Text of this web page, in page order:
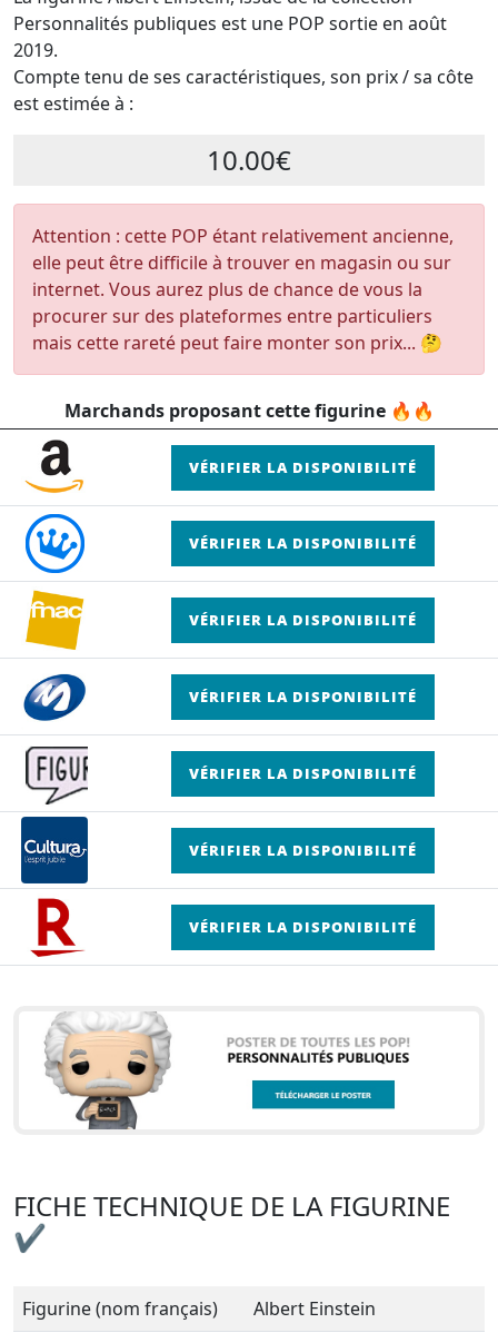
Personnalités publiques est une POP sortie en août
2019.
Compte tenu de ses caractéristiques, son prix / sa côte
est estimée à :
10.00€
Attention : cette POP étant relativement ancienne,
elle peut être difficile à trouver en magasin ou sur
internet. Vous aurez plus de chance de vous la
procurer sur des plateformes entre particuliers
mais cette rareté peut faire monter son prix... 🤔
Marchands proposant cette figurine 🔥🔥
VÉRIFIER LA DISPONIBILITÉ
VÉRIFIER LA DISPONIBILITÉ
VÉRIFIER LA DISPONIBILITÉ
VÉRIFIER LA DISPONIBILITÉ
VÉRIFIER LA DISPONIBILITÉ
VÉRIFIER LA DISPONIBILITÉ
VÉRIFIER LA DISPONIBILITÉ
FICHE TECHNIQUE DE LA FIGURINE
✔
Figurine (nom français)
Albert Einstein